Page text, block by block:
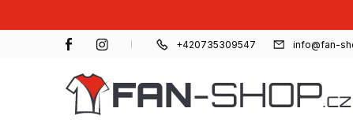
+420735309547 info@fan-